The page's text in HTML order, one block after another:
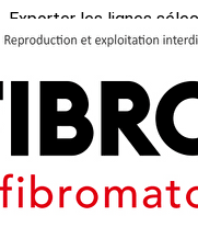
Exporter les lignes
Exporter toutes les
Journées Partage
Les